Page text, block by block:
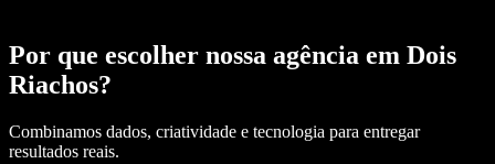
Por que escolher nossa agência em Dois
Riachos?
Combinamos dados, criatividade e tecnologia para entregar
resultados reais.